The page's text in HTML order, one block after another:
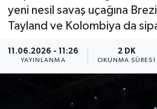
yeni nesil savaş uçağına
Tayland ve Kolombiya da
11.06.2026 - 11:26
YAYINLANMA
2 DK
OKUNMA SÜRESI